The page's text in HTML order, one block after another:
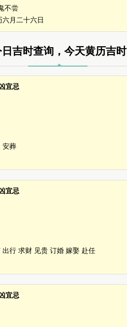
不尝
六月二十六日
吉时查询，今天黄历吉时
宜忌
安葬
宜忌
行 求财 见贵 订婚 嫁娶 赴任
宜忌